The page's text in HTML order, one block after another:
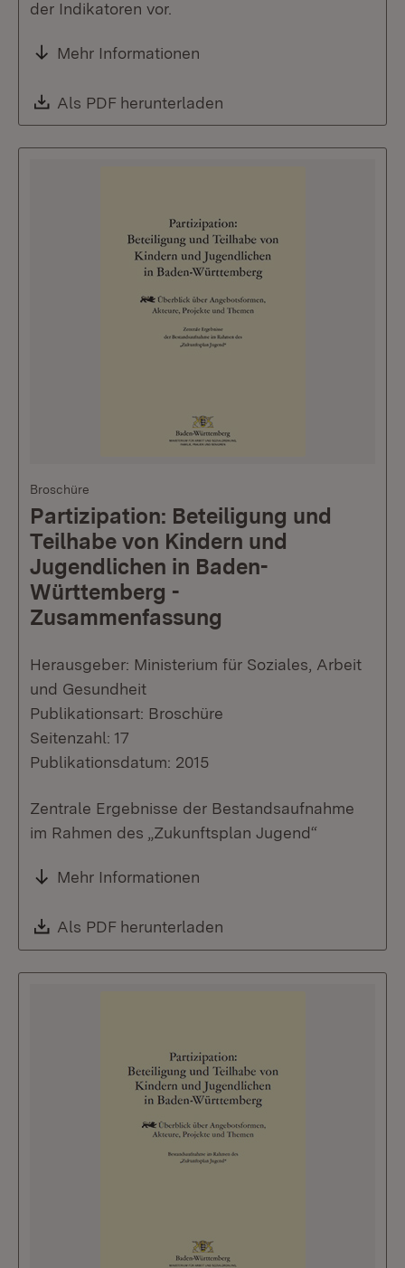
der Indikatoren vor.
Mehr Informationen
Download:
Als PDF herunterladen
Broschüre
Partizipation: Beteiligung und
Teilhabe von Kindern und
Jugendlichen in Baden-
Württemberg -
Zusammenfassung
Herausgeber: Ministerium für Soziales, Arbeit
und Gesundheit
Publikationsart: Broschüre
Seitenzahl: 17
Publikationsdatum: 2015
Zentrale Ergebnisse der Bestandsaufnahme
im Rahmen des „Zukunftsplan Jugend“
Mehr Informationen
Download:
Als PDF herunterladen